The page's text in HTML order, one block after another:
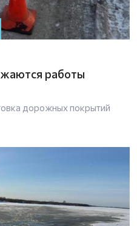
работы
дорожных покрытий